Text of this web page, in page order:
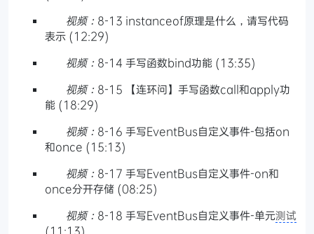
视频： 8-13 instanceof原理是什么，请写代码
表示 (12:29)
视频： 8-14 手写函数bind功能 (13:35)
视频： 8-15 【连环问】手写函数call和apply功
能 (18:29)
视频： 8-16 手写EventBus自定义事件-包括on
和once (15:13)
视频： 8-17 手写EventBus自定义事件-on和
once分开存储 (08:25)
视频： 8-18 手写EventBus自定义事件-单元测试
(11:13)